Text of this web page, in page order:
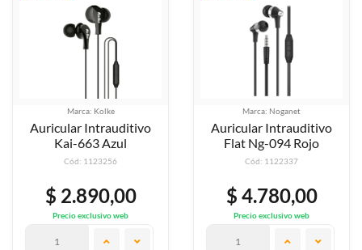
Marca: Kolke
Auricular Intrauditivo
Kai-663 Azul
Cód: 1123256
$ 2.890,00
Precio exclusivo web
Marca: Noganet
Auricular Intrauditivo
Flat Ng-094 Rojo
Cód: 1122337
$ 4.780,00
Precio exclusivo web